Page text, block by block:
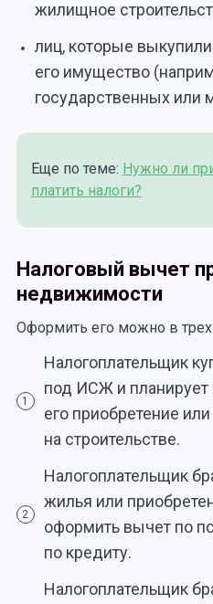
жилищное
лиц, которые
его имущество
государственных или
Еще по теме: Нужно ли
платить налоги?
Налоговый вычет
недвижимости
Оформить его можно в трех
1
Налогоплательщик
под ИСЖ и планирует
его приобретение
на строительстве.
2
Налогоплательщик
жилья или
оформить вычет по
по кредиту.
Налогоплательщик